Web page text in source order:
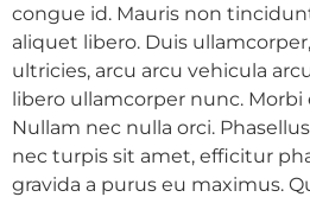
congue id. Mauris non
aliquet libero. Duis
ultricies, arcu arcu vehicula
libero ullamcorper nunc. Morbi
Nullam nec nulla orci.
nec turpis sit amet, efficitur
gravida a purus eu maximus.